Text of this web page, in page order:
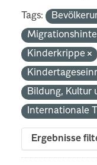
Tags:
Kinderkrippe
Bildung, Kultur
Internationale
Ergebnisse